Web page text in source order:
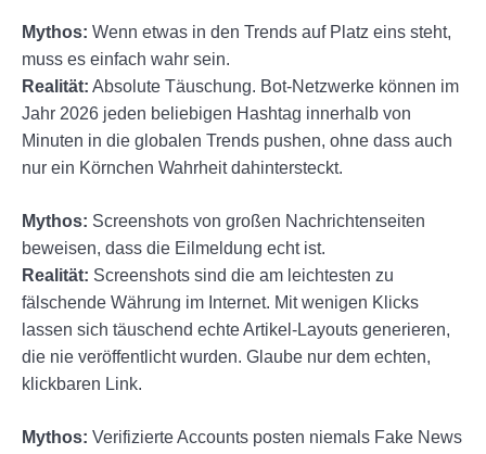
Mythos: Wenn etwas in den Trends auf Platz eins steht,
muss es einfach wahr sein.
Realität: Absolute Täuschung. Bot-Netzwerke können im
Jahr 2026 jeden beliebigen Hashtag innerhalb von
Minuten in die globalen Trends pushen, ohne dass auch
nur ein Körnchen Wahrheit dahintersteckt.
Mythos: Screenshots von großen Nachrichtenseiten
beweisen, dass die Eilmeldung echt ist.
Realität: Screenshots sind die am leichtesten zu
fälschende Währung im Internet. Mit wenigen Klicks
lassen sich täuschend echte Artikel-Layouts generieren,
die nie veröffentlicht wurden. Glaube nur dem echten,
klickbaren Link.
Mythos: Verifizierte Accounts posten niemals Fake News